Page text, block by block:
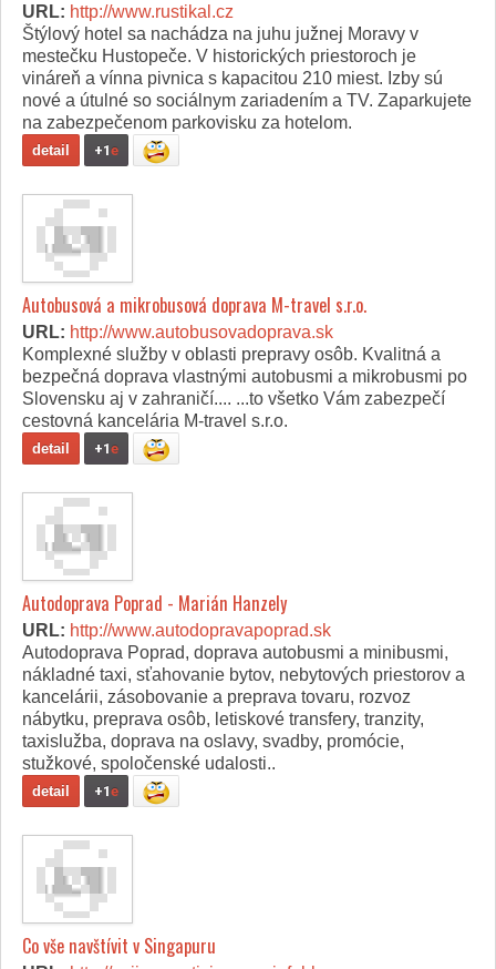
URL: http://www.rustikal.cz
Štýlový hotel sa nachádza na juhu južnej Moravy v
mestečku Hustopeče. V historických priestoroch je
vináreň a vínna pivnica s kapacitou 210 miest. Izby sú
nové a útulné so sociálnym zariadením a TV. Zaparkujete
na zabezpečenom parkovisku za hotelom.
detail +1e
Autobusová a mikrobusová doprava M-travel s.r.o.
URL: http://www.autobusovadoprava.sk
Komplexné služby v oblasti prepravy osôb. Kvalitná a
bezpečná doprava vlastnými autobusmi a mikrobusmi po
Slovensku aj v zahraničí.... ...to všetko Vám zabezpečí
cestovná kancelária M-travel s.r.o.
detail +1e
Autodoprava Poprad - Marián Hanzely
URL: http://www.autodopravapoprad.sk
Autodoprava Poprad, doprava autobusmi a minibusmi,
nákladné taxi, sťahovanie bytov, nebytových priestorov a
kancelárii, zásobovanie a preprava tovaru, rozvoz
nábytku, preprava osôb, letiskové transfery, tranzity,
taxislužba, doprava na oslavy, svadby, promócie,
stužkové, spoločenské udalosti..
detail +1e
Co vše navštívit v Singapuru